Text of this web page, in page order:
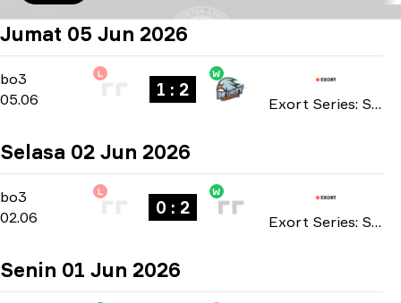
Jumat 05 Jun 2026
bo3 -bo3
05.06
L
1 : 2
W
Exort Series: Season 27 2026
Selasa 02 Jun 2026
bo3 Main Stage-
02.06
L
0 : 2
W
Exort Series: Season 27 2026
Senin 01 Jun 2026